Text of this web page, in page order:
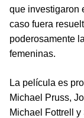
que investigaron
caso fuera
poderosamente
femeninas.
La película es
Michael Pruss,
Michael Fottrell